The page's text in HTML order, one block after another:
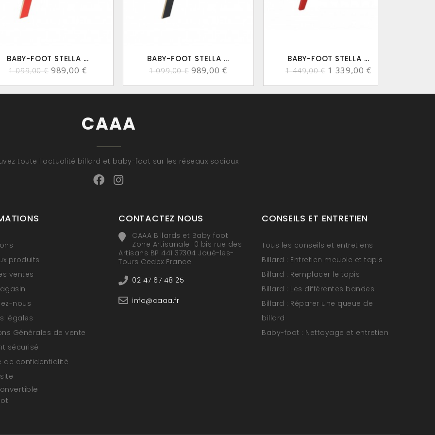
BABY-FOOT STELLA ...
1 099,00 € 989,00 €
BABY-FOOT STELLA ...
1 099,00 € 989,00 €
BABY-FOOT STELLA ...
1 449,00 € 1 339,00 €
CAAA
toute l'actualité billard et baby-foot sur les réseaux sociaux
produits
ventes
nous
légales
Générales de vente
sécurisé
de confidentialité
CONTACTEZ NOUS
CAAA Billards et Baby foot
Zone Artisanale 10 bis rue des
Artisans BP 441 37304 Joué-les-
Tours Cedex France
02 47 67 48 25
info@caaa.fr
CONSEILS ET ENTRETIEN
Tous les conseils et entretiens
Billard : Entretien meuble et tapis
Billard : Remplacer le tapis
Billard : Les différentes bandes
Billard : Réparer une queue de
billard
Baby-foot : Nettoyage et entretien